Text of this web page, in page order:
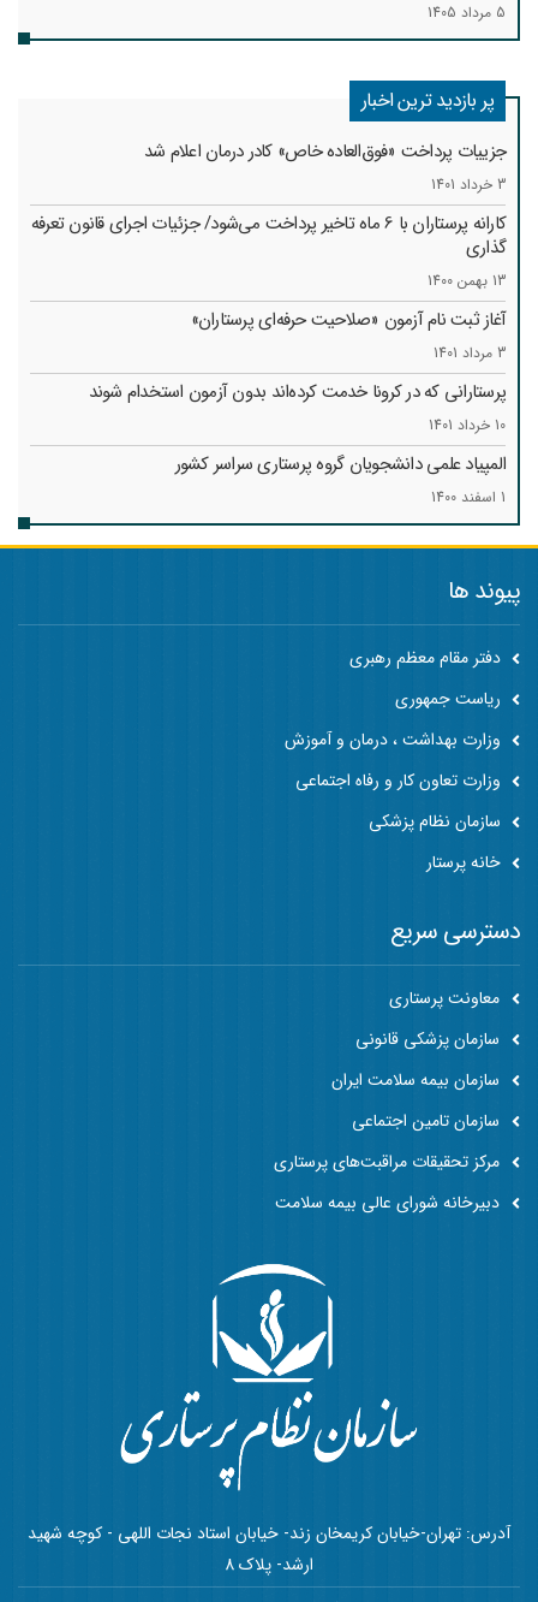
5 مرداد 1405
پر بازدید ترین اخبار
جزییات پرداخت «فوق‌العاده خاص» کادر درمان اعلام شد
3 خرداد 1401
کارانه‌ پرستاران با 6 ماه تاخیر پرداخت می‌شود/ جزئیات اجرای قانون تعرفه
گذاری
13 بهمن 1400
آغاز ثبت نام آزمون «صلاحیت حرفه‌ای پرستاران»
3 مرداد 1401
پرستارانی که در کرونا خدمت کرد‌ه‌اند بدون آزمون استخدام شوند
10 خرداد 1401
المپیاد علمی دانشجویان گروه پرستاری سراسر کشور
1 اسفند 1400
پیوند ها
دفتر مقام معظم رهبری
ریاست جمهوری
وزارت بهداشت ، درمان و آموزش
وزارت تعاون کار و رفاه اجتماعی
سازمان نظام پزشکی
خانه پرستار
آدرس: تهران-خیابان کریمخان زند- خیابان استاد نجات اللهی - کوچه شهید
ارشد- پلاک 8
دسترسی سریع
معاونت پرستاری
سازمان پزشکی قانونی
سازمان بیمه سلامت ایران
سازمان تامین اجتماعی
مرکز تحقیقات مراقبت‌های پرستاری
دبیرخانه شورای عالی بیمه سلامت